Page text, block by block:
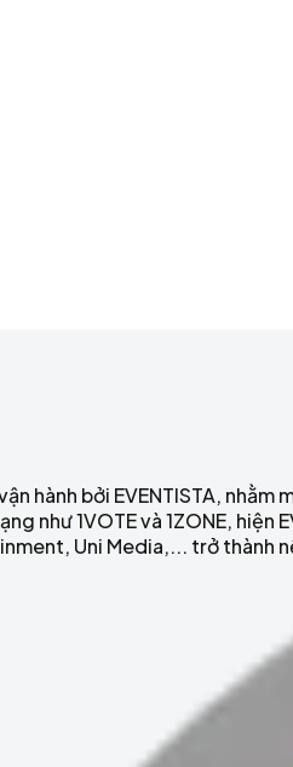
hành bởi EVENTISTA,
như 1VOTE và 1ZONE,
Uni Media,... trở thành